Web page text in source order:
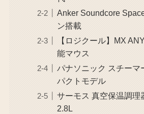
Anker Soundcore
ン搭載
【ロジクール】MX
能マウス
パナソニック スチーマ
パクトモデル
サーモス 真空保温調理
2.8L